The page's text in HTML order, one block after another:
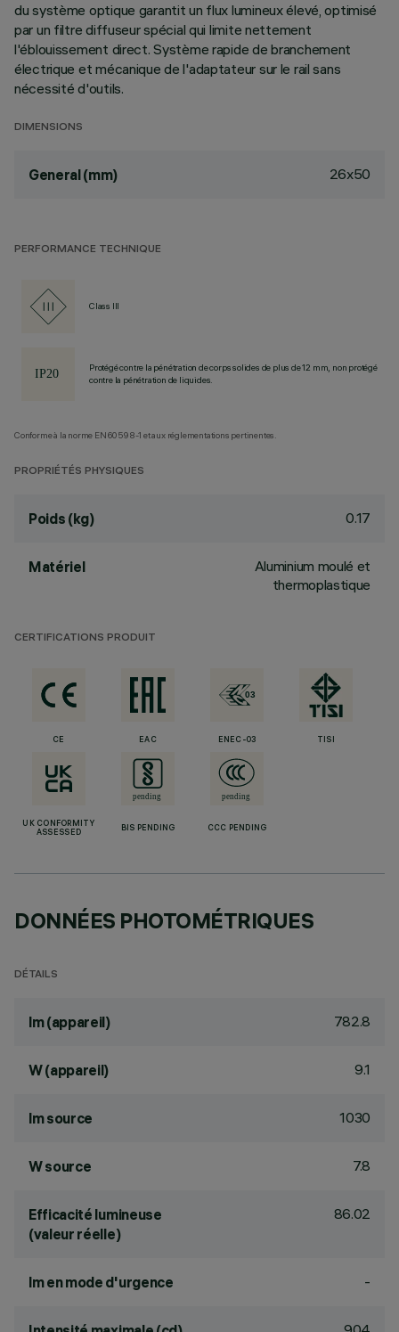
du système optique garantit un flux lumineux élevé, optimisé
par un filtre diffuseur spécial qui limite nettement
l'éblouissement direct. Système rapide de branchement
électrique et mécanique de l'adaptateur sur le rail sans
nécessité d'outils.
DIMENSIONS
General (mm) 26x50
PERFORMANCE TECHNIQUE
Class III
Protégé contre la pénétration de corps solides de plus de 12 mm, non protégé
contre la pénétration de liquides.
Conforme à la norme EN60598-1 et aux réglementations pertinentes.
PROPRIÉTÉS PHYSIQUES
Poids (kg) 0.17
Matériel
Aluminium moulé et
thermoplastique
CERTIFICATIONS PRODUIT
CE EAC ENEC-03 TISI
UK CONFORMITY
ASSESSED
BIS PENDING CCC PENDING
DONNÉES PHOTOMÉTRIQUES
DÉTAILS
lm (appareil) 782.8
W (appareil) 9.1
lm source 1030
W source 7.8
Efficacité lumineuse
(valeur réelle)
86.02
lm en mode d'urgence -